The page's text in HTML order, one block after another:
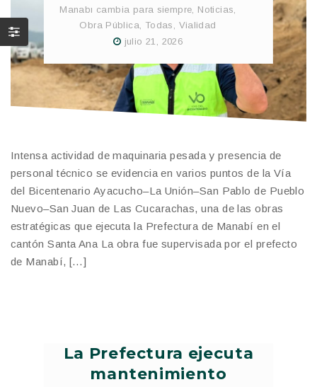
Manabı cambia para siempre, Noticias,
Obra Pública, Todas , Vialidad
julio 21, 2026
Intensa actividad de maquinaria pesada y presencia de
personal técnico se evidencia en varios puntos de la Vía
del Bicentenario Ayacucho–La Unión–San Pablo de Pueblo
Nuevo–San Juan de Las Cucarachas, una de las obras
estratégicas que ejecuta la Prefectura de Manabí en el
cantón Santa Ana La obra fue supervisada por el prefecto
de Manabí, […]
La Prefectura ejecuta
mantenimiento